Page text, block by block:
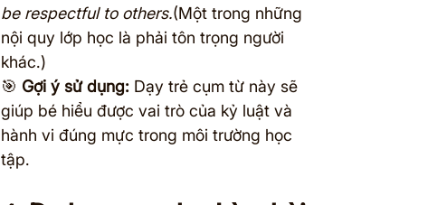
be respectful to others.(Một trong những
nội quy lớp học là phải tôn trọng người
khác.)
🎯 Gợi ý sử dụng: Dạy trẻ cụm từ này sẽ
giúp bé hiểu được vai trò của kỷ luật và
hành vi đúng mực trong môi trường học
tập.